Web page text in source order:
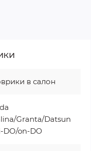
в салон
Granta/Datsun
DO/on-DO